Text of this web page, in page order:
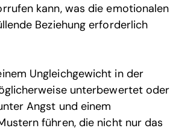
kann, was die emotionalen
Beziehung erforderlich
Ungleichgewicht in der
unterbewertet oder
Angst und einem
führen, die nicht nur das